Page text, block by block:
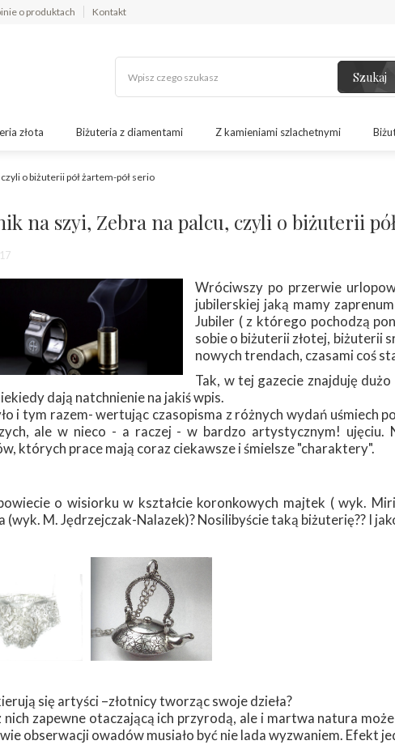
o produktach Kontakt
Szukaj
złota Biżuteria z diamentami Z kamieniami szlachetnymi
o biżuterii pół żartem-pół serio
na szyi, Zebra na palcu, czyli o biżuterii
Wróciwszy po przerwie
jubilerskiej jaką mamy
Jubiler ( z którego pochodzą
sobie o biżuterii złotej, biżuterii
nowych trendach, czasami coś
Tak, w tej gazecie znajduję
dają natchnienie na jakiś wpis.
i tym razem- wertując czasopisma z różnych wydań uśmiech
ale w nieco - a raczej - w bardzo artystycznym! ujęciu.
których prace mają coraz ciekawsze i śmielsze "charaktery".
o wisiorku w kształcie koronkowych majtek ( wyk.
(wyk. M. Jędrzejczak-Nalazek)? Nosilibyście taką biżuterię?? I
się artyści –złotnicy tworząc swoje dzieła?
nich zapewne otaczającą ich przyrodą, ale i martwa natura
obserwacji owadów musiało być nie lada wyzwaniem. Efekt